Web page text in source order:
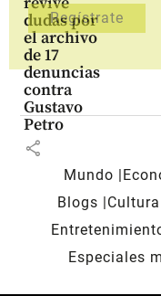
dudas por
el archivo
de 17
denuncias
contra
Gustavo
Petro
share
Mundo
Blogs
Cultura
Especiales